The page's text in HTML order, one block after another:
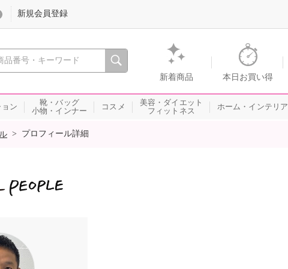
心おどる、瞬間を。通販・テレビショッピングのショップチャンネル
新着商品 本日お買い得
新規会員登録
ン
靴・バッグ
小物・インナー
コスメ
美容・ダイエット
フィットネス
ホーム・インテリア
> プロフィール詳細